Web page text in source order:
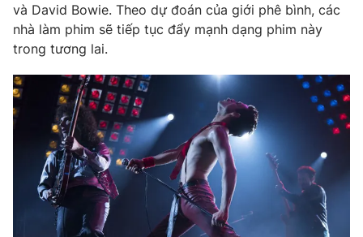
và David Bowie. Theo dự đoán của giới phê bình, các
nhà làm phim sẽ tiếp tục đẩy mạnh dạng phim này
trong tương lai.